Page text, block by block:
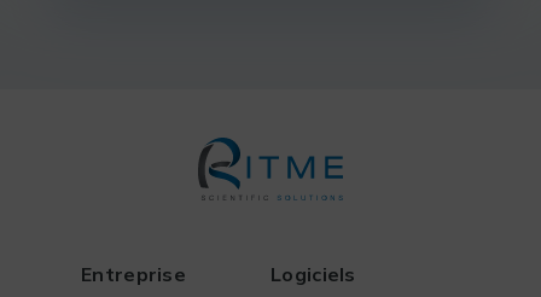
Entreprise Logiciels